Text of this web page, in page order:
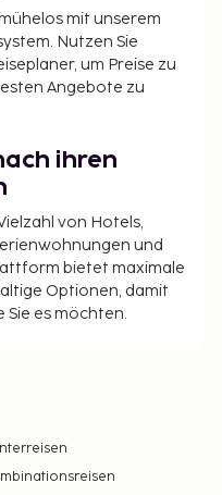
mit unserem
Nutzen Sie
um Preise zu
Angebote zu
ihren
von Hotels,
und
bietet maximale
Optionen, damit
Sie es möchten.